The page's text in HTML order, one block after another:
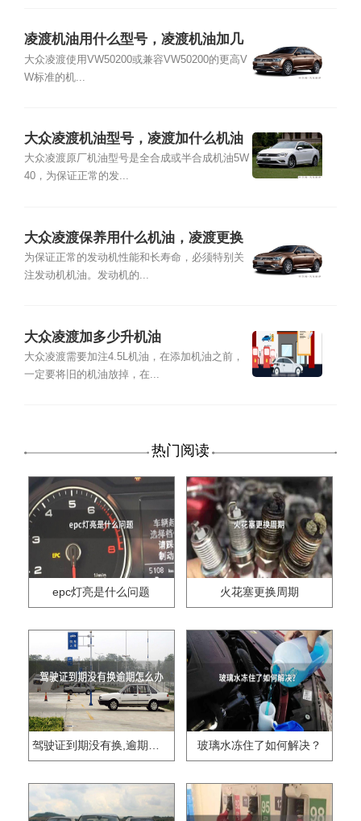
凌渡机油用什么型号，凌渡机油加几
升
大众凌渡使用VW50200或兼容VW50200的更高V
W标准的机...
大众凌渡机油型号，凌渡加什么机油
最好
大众凌渡原厂机油型号是全合成或半合成机油5W
40，为保证正常的发...
大众凌渡保养用什么机油，凌渡更换
机油加几升
为保证正常的发动机性能和长寿命，必须特别关
注发动机机油。发动机的...
大众凌渡加多少升机油
大众凌渡需要加注4.5L机油，在添加机油之前，
一定要将旧的机油放掉，在...
热门阅读
epc灯亮是什么问题 火花塞更换周期
驾驶证到期没有换,逾期怎么办?? 玻璃水冻住了如何解决？